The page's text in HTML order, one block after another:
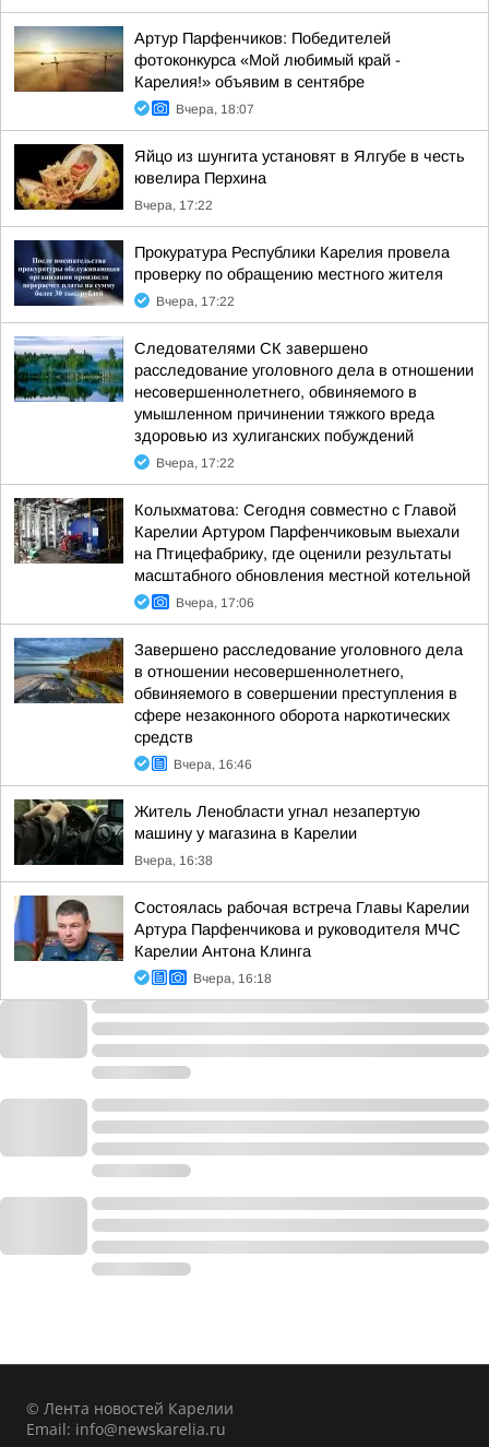
Артур Парфенчиков: Победителей
фотоконкурса «Мой любимый край -
Карелия!» объявим в сентябре
Вчера, 18:07
Яйцо из шунгита установят в Ялгубе в честь
ювелира Перхина
Вчера, 17:22
Прокуратура Республики Карелия провела
проверку по обращению местного жителя
Вчера, 17:22
Следователями СК завершено
расследование уголовного дела в отношении
несовершеннолетнего, обвиняемого в
умышленном причинении тяжкого вреда
здоровью из хулиганских побуждений
Вчера, 17:22
Колыхматова: Сегодня совместно с Главой
Карелии Артуром Парфенчиковым выехали
на Птицефабрику, где оценили результаты
масштабного обновления местной котельной
Вчера, 17:06
Завершено расследование уголовного дела
в отношении несовершеннолетнего,
обвиняемого в совершении преступления в
сфере незаконного оборота наркотических
средств
Вчера, 16:46
Житель Ленобласти угнал незапертую
машину у магазина в Карелии
Вчера, 16:38
Состоялась рабочая встреча Главы Карелии
Артура Парфенчикова и руководителя МЧС
Карелии Антона Клинга
Вчера, 16:18
© Лента новостей Карелии
Email: info@newskarelia.ru